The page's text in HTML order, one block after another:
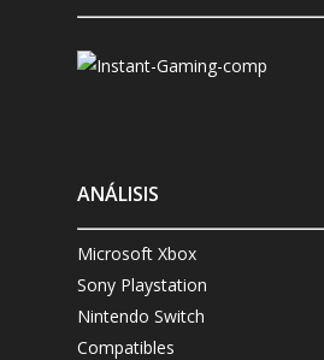
ANÁLISIS
Microsoft Xbox
Sony Playstation
Nintendo Switch
Compatibles